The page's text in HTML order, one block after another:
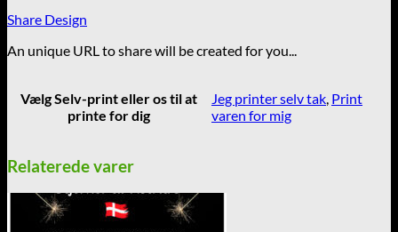
sort
som
kul
antal
Share Design
An unique URL to share will be created for you...
Vælg Selv-print eller os til at
printe for dig
Jeg printer selv tak Print
varen for mig
Relaterede varer